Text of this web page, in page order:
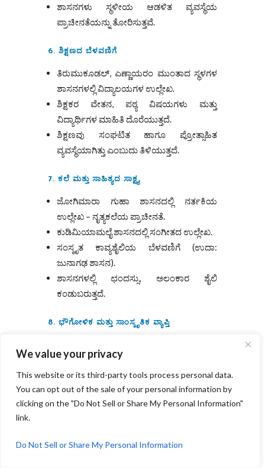
We value your privacy
This website or its third-party tools process personal data.
You can opt out of the sale of your personal information by
clicking on the "Do Not Sell or Share My Personal Information"
link.
Do Not Sell or Share My Personal Information
ಶಾಸನಗಳು ಸ್ಥಳೀಯ ಆಡಳಿತ ವ್ಯವಸ್ಥೆಯ
ಪ್ರಾಚೀನತೆಯನ್ನು ತೋರಿಸುತ್ತವೆ.
6. ಶಿಕ್ಷಣದ ಬೆಳವಣಿಗೆ
ತಿರುಮುಕೂಡಲ್, ಎಣ್ಣಾಯರಂ ಮುಂತಾದ ಸ್ಥಳಗಳ
ಶಾಸನಗಳಲ್ಲಿ ವಿದ್ಯಾಲಯಗಳ ಉಲ್ಲೇಖ.
ಶಿಕ್ಷಕರ ವೇತನ, ಪಠ್ಯ ವಿಷಯಗಳು ಮತ್ತು
ವಿದ್ಯಾರ್ಥಿಗಳ ಮಾಹಿತಿ ದೊರೆಯುತ್ತದೆ.
ಶಿಕ್ಷಣವು ಸಂಘಟಿತ ಹಾಗೂ ಪ್ರೋತ್ಸಾಹಿತ
ವ್ಯವಸ್ಥೆಯಾಗಿತ್ತು ಎಂಬುದು ತಿಳಿಯುತ್ತದೆ.
7. ಕಲೆ ಮತ್ತು ಸಾಹಿತ್ಯದ ಸಾಕ್ಷ್ಯ
ಜೋಗಿಮಾರಾ ಗುಹಾ ಶಾಸನದಲ್ಲಿ ನರ್ತಕಿಯ
ಉಲ್ಲೇಖ – ನೃತ್ಯಕಲೆಯ ಪ್ರಾಚೀನತೆ.
ಕುಡಿಮಿಯಾಮಲೈ ಶಾಸನದಲ್ಲಿ ಸಂಗೀತದ ಉಲ್ಲೇಖ.
ಸಂಸ್ಕೃತ ಕಾವ್ಯಶೈಲಿಯ ಬೆಳವಣಿಗೆ (ಉದಾ:
ಜುನಾಗಢ ಶಾಸನ).
ಶಾಸನಗಳಲ್ಲಿ ಛಂದಸ್ಸು, ಅಲಂಕಾರ ಶೈಲಿ
ಕಂಡುಬರುತ್ತದೆ.
8. ಭೌಗೋಳಿಕ ಮತ್ತು ಸಾಂಸ್ಕೃತಿಕ ವ್ಯಾಪ್ತಿ
ಕುಟುಂಬದ ವಲಸೆ ಉಲ್ಲೇಖ.
ಜಾವಾ, ಸುಮಾತ್ರಾ, ಬೋರ್ನಿಯೋ ಪ್ರದೇಶಗಳಲ್ಲಿ
ದೊರೆತ ಭಾರತೀಯ ಪ್ರಭಾವದ ಶಾಸನಗಳು
ಭಾರತೀಯ ಸಂಸ್ಕೃತಿಯ ವಿಸ್ತಾರವನ್ನು ತೋರಿಸುತ್ತವೆ.